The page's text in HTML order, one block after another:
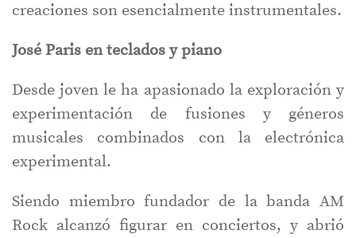
creaciones son esencialmente instrumentales.
José Paris en teclados y piano
Desde joven le ha apasionado la exploración y
experimentación de fusiones y géneros
musicales combinados con la electrónica
experimental.
Siendo miembro fundador de la banda AM
Rock alcanzó figurar en conciertos, y abrió